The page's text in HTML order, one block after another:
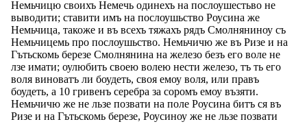
Немьчицю своихъ Немечь одинехъ на послоушестьво не
выводити; ставити имъ на послоушьство Роусина же
Немьчица, такоже и въ всехъ тяжахъ рядъ Смолняниноу съ
Немьчицемь про послоушьство. Немьчичю же въ Ризе и на
Гътьскомь березе Смолнянина на железо безъ его воле не
лзе имати; оулюбить своею волею нести железо, тъ ть его
воля виноватъ ли боудеть, своя емоу воля, или правъ
боудеть, а 10 гривенъ серебра за соромъ емоу възяти.
Немьчичю же не льзе позвати на поле Роусина битъ ся въ
Ризе и на Гътьскомь березе, Роусиноу же не льзе позвати